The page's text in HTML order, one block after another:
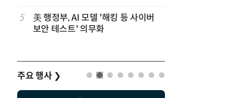
5
美 행정부, AI 모델 '해킹 등 사이버
보안 테스트' 의무화
주요 행사 ❯